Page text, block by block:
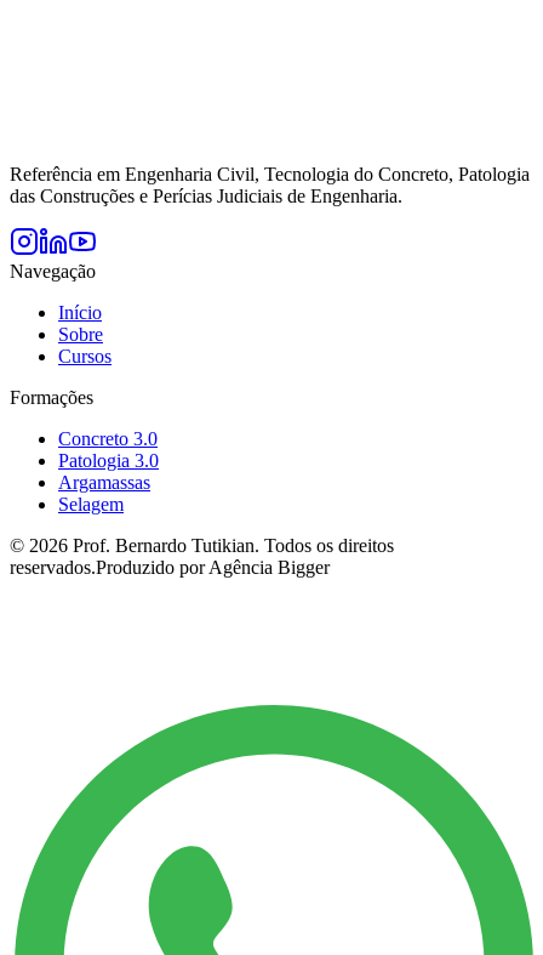
Referência em Engenharia Civil, Tecnologia do Concreto, Patologia
das Construções e Perícias Judiciais de Engenharia.
Navegação
Início
Sobre
Cursos
Formações
Concreto 3.0
Patologia 3.0
Argamassas
Selagem
© 2026 Prof. Bernardo Tutikian. Todos os direitos
reservados.Produzido por Agência Bigger